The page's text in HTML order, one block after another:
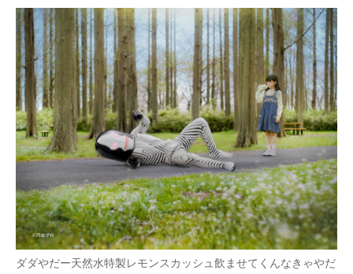
好きが集まる 比べて選べる
ビジネスと働き方のヒント
AI活用のいまが分かる
企業ITのトレンドを詳説
経営リーダーのコミュニティ
マーケ×ITの今がよく分かる
ITエンジニア向け専門サイト
企業向けIT製品の総合サイト
ダダやだー天然水特製レモンスカッシュ飲ませてくんなきゃやだ